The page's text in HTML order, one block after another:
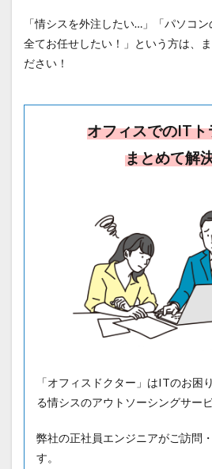
「情シスを外注したい…」「パソコ
全てお任せしたい！」という方は、
ださい！
オフィスでのITト
まとめて解
「オフィスドクター」はITのお困
る情シスのアウトソーシングサービ
弊社の正社員エンジニアがご訪問
す。